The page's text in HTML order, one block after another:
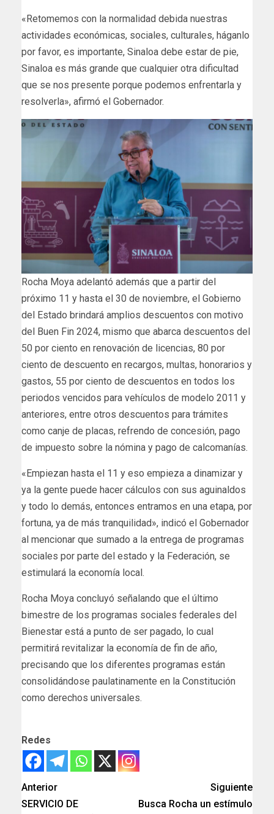
«Retomemos con la normalidad debida nuestras
actividades económicas, sociales, culturales, háganlo
por favor, es importante, Sinaloa debe estar de pie,
Sinaloa es más grande que cualquier otra dificultad
que se nos presente porque podemos enfrentarla y
resolverla», afirmó el Gobernador.
Rocha Moya adelantó además que a partir del
próximo 11 y hasta el 30 de noviembre, el Gobierno
del Estado brindará amplios descuentos con motivo
del Buen Fin 2024, mismo que abarca descuentos del
50 por ciento en renovación de licencias, 80 por
ciento de descuento en recargos, multas, honorarios y
gastos, 55 por ciento de descuentos en todos los
periodos vencidos para vehículos de modelo 2011 y
anteriores, entre otros descuentos para trámites
como canje de placas, refrendo de concesión, pago
de impuesto sobre la nómina y pago de calcomanías.
«Empiezan hasta el 11 y eso empieza a dinamizar y
ya la gente puede hacer cálculos con sus aguinaldos
y todo lo demás, entonces entramos en una etapa, por
fortuna, ya de más tranquilidad», indicó el Gobernador
al mencionar que sumado a la entrega de programas
sociales por parte del estado y la Federación, se
estimulará la economía local.
Rocha Moya concluyó señalando que el último
bimestre de los programas sociales federales del
Bienestar está a punto de ser pagado, lo cual
permitirá revitalizar la economía de fin de año,
precisando que los diferentes programas están
consolidándose paulatinamente en la Constitución
como derechos universales.
Redes
Anterior
SERVICIO DE
Siguiente
Busca Rocha un estímulo